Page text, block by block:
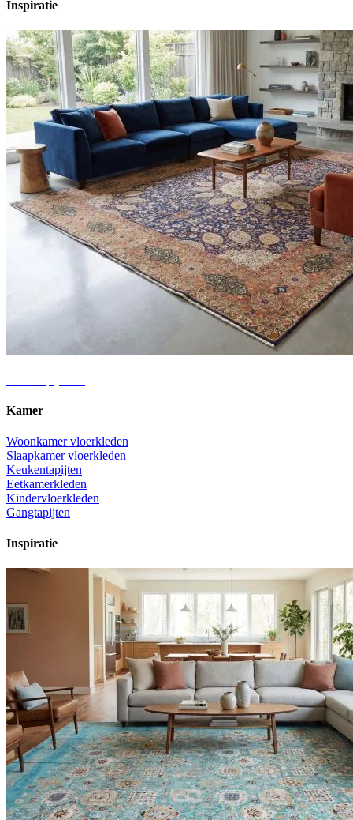
Inspiratie
Kamer
Woonkamer vloerkleden
Slaapkamer vloerkleden
Keukentapijten
Eetkamerkleden
Kindervloerkleden
Gangtapijten
Inspiratie